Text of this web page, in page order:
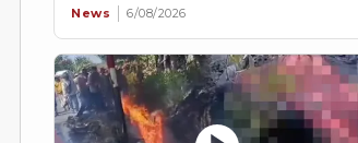
Angkat Bicara
News 6/08/2026